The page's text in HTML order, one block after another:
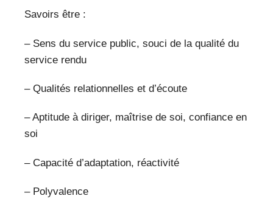
Savoirs être :
– Sens du service public, souci de la qualité du
service rendu
– Qualités relationnelles et d’écoute
– Aptitude à diriger, maîtrise de soi, confiance en
soi
– Capacité d’adaptation, réactivité
– Polyvalence